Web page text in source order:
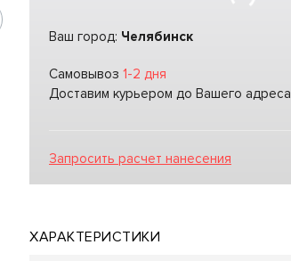
Ваш город: Челябинск
Самовывоз 1-2 дня
Доставим курьером до Вашего адреса
Запросить расчет нанесения
ХАРАКТЕРИСТИКИ